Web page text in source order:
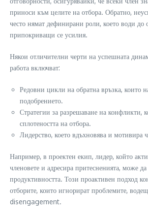
приноси към целите на отбора. Обратно,
често нямат дефинирани роли, което води до
припокриващи се усилия.
Някои отличителни черти на успешната
работа включват:
Редовни цикли на обратна връзка, които
подобрението.
Стратегии за разрешаване на конфликти,
сплотеността на отбора.
Лидерство, което вдъхновява и мотивира
Например, в проектен екип, лидер, който
членовете и адресира притесненията, може
продуктивността. Този проактивен подход
отборите, които игнорират проблемите,
disengagement.